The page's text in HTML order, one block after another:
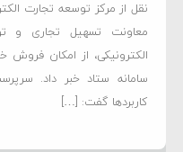
نقل از مرکز توسعه تجارت
معاونت تسهیل تجاری و
الکترونیکی، از امکان فروش
سامانه ستاد خبر داد.
کاربرد‌ها گفت: […]